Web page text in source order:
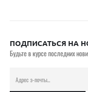
ПОДПИСАТЬСЯ НА
Будьте в курсе последних